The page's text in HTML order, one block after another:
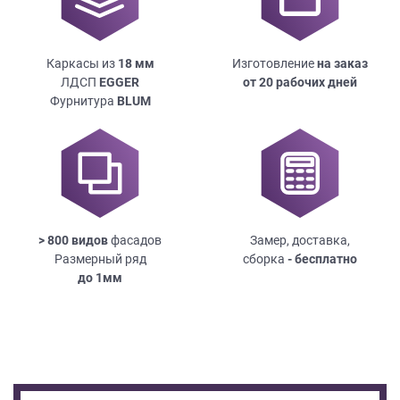
Каркасы из 18мм
ЛДСП EGGER
Фурнитура BLUM
Изготовлениена заказ
от 20 рабочих дней
> 800 видовфасадов
Размерный ряд
до 1мм
Замер, доставка,
сборка - бесплатно